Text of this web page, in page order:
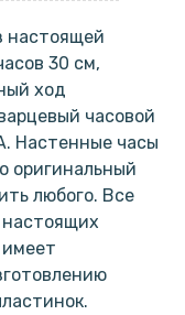
настоящей
30 см,
ход
часовой
Настенные часы
оригинальный
любого. Все